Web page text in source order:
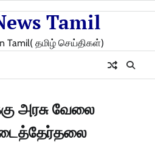
Tamil
Tamil( தமிழ் செய்திகள்)
அரசு வேலை